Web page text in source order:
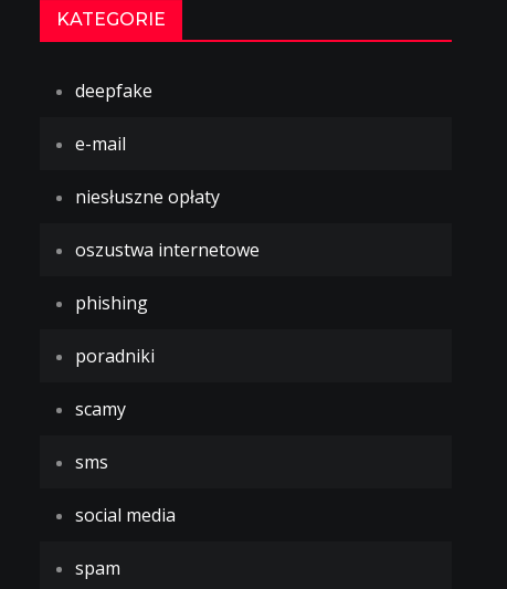
KATEGORIE
deepfake
e-mail
niesłuszne opłaty
oszustwa internetowe
phishing
poradniki
scamy
sms
social media
spam